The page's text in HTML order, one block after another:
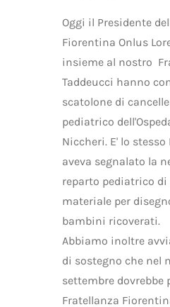
Oggi il Presidente
Fiorentina Onlus
insieme al nostro
Taddeucci hanno
scatolone di
pediatrico
Niccheri. E' lo stesso
aveva segnalato la
reparto pediatrico di
materiale per
bambini ricoverati.
Abbiamo inoltre
di sostegno che nel
settembre dovrebbe
Fratellanza